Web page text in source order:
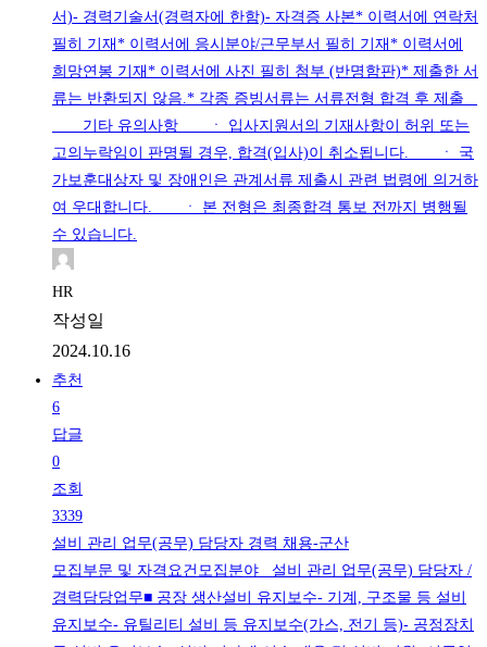
서)- 경력기술서(경력자에 한함)- 자격증 사본* 이력서에 연락처
필히 기재* 이력서에 응시분야/근무부서 필히 기재* 이력서에
희망연봉 기재* 이력서에 사진 필히 첨부 (반명함판)* 제출한 서
류는 반환되지 않음.* 각종 증빙서류는 서류전형 합격 후 제출
기타 유의사항 ㆍ 입사지원서의 기재사항이 허위 또는
고의누락임이 판명될 경우, 합격(입사)이 취소됩니다. ㆍ 국
가보훈대상자 및 장애인은 관계서류 제출시 관련 법령에 의거하
여 우대합니다. ㆍ 본 전형은 최종합격 통보 전까지 병행될
수 있습니다.
HR
작성일
2024.10.16
추천
6
답글
0
조회
3339
설비 관리 업무(공무) 담당자 경력 채용-군산
모집부문 및 자격요건모집분야 설비 관리 업무(공무) 담당자 /
경력담당업무■ 공장 생산설비 유지보수- 기계, 구조물 등 설비
유지보수- 유틸리티 설비 등 유지보수(가스, 전기 등)- 공정장치